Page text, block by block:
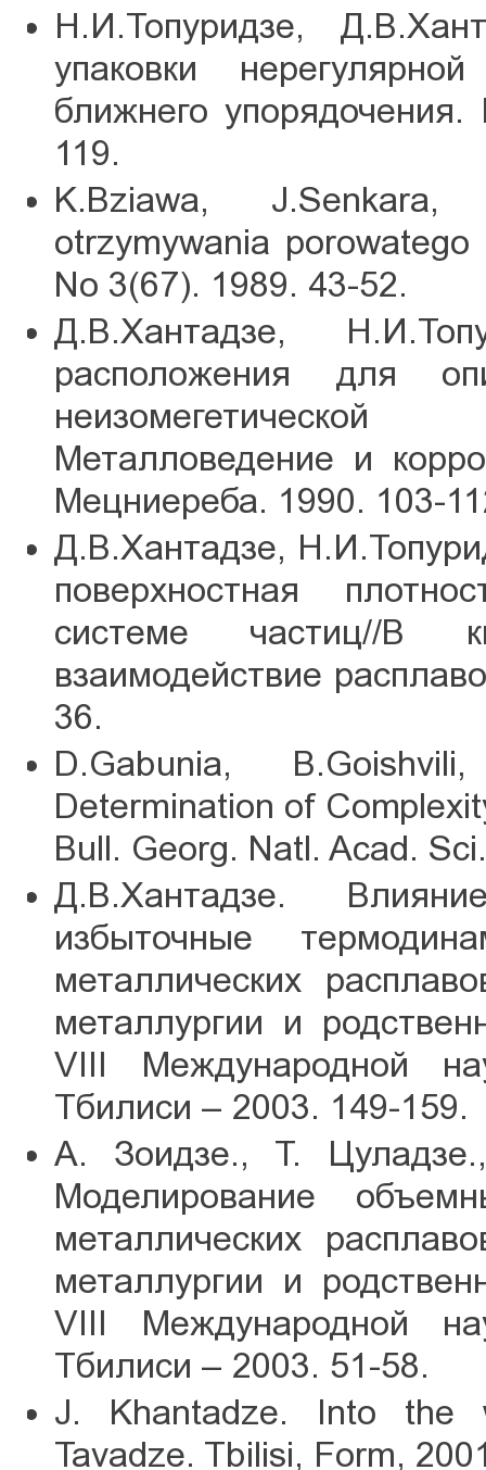
Н.И.Топуридзе,
упаковки
ближнего
119.
K.Bziawa,
otrzymywania
No 3(67). 1989. 43-52.
Д.В.Хантадзе,
расположения для
Металловедение и
Мецниереба. 1990. 103-
Д.В.Хантадзе,
поверхностная
системе частиц//В
взаимодействие
36.
D.Gabunia,
Determination of
Bull. Georg. Natl. Acad.
Д.В.Хантадзе.
избыточные
металлических
металлургии и
VIII Международной
Тбилиси – 2003. 149-159.
А. Зоидзе., Т.
Моделирование
металлических
металлургии и
VIII Международной
Тбилиси – 2003. 51-58.
J. Khantadze. Into the
Tavadze. Tbilisi, Form,